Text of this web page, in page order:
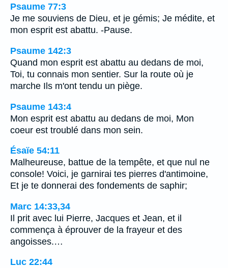
Psaume 77:3
Je me souviens de Dieu, et je gémis; Je médite, et
mon esprit est abattu. -Pause.
Psaume 142:3
Quand mon esprit est abattu au dedans de moi,
Toi, tu connais mon sentier. Sur la route où je
marche Ils m'ont tendu un piège.
Psaume 143:4
Mon esprit est abattu au dedans de moi, Mon
coeur est troublé dans mon sein.
Ésaïe 54:11
Malheureuse, battue de la tempête, et que nul ne
console! Voici, je garnirai tes pierres d'antimoine,
Et je te donnerai des fondements de saphir;
Marc 14:33,34
Il prit avec lui Pierre, Jacques et Jean, et il
commença à éprouver de la frayeur et des
angoisses.…
Luc 22:44